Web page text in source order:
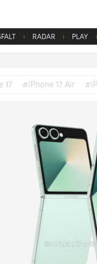
RADAR PLAY
17 #iPhone 17 Air